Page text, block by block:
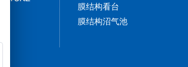
膜结构看台
膜结构沼气池